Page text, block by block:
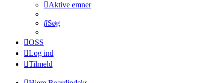
Aktive emner
Søg
OSS
Log ind
Tilmeld